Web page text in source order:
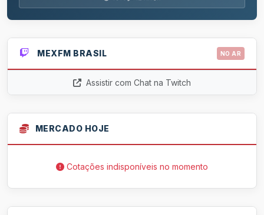
MEXFM BRASIL NO AR
Assistir com Chat na Twitch
MERCADO HOJE
Cotações indisponíveis no momento